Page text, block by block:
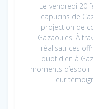
Le vendredi 20
capucins de
projection de
Gazaouies. À
réalisatrices
quotidien à
moments
leur